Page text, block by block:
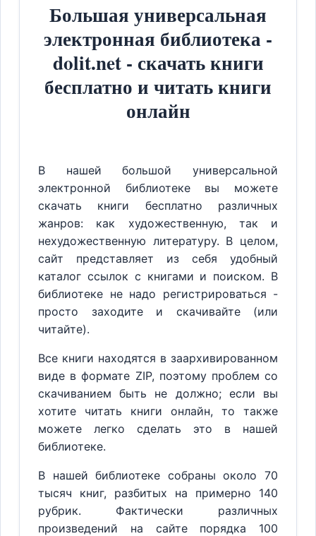
Большая универсальная
электронная библиотека -
dolit.net - скачать книги
бесплатно и читать книги
онлайн
В нашей большой универсальной
электронной библиотеке вы можете
скачать книги бесплатно различных
жанров: как художественную, так и
нехудожественную литературу. В целом,
сайт представляет из себя удобный
каталог ссылок с книгами и поиском. В
библиотеке не надо регистрироваться -
просто заходите и скачивайте (или
читайте).
Все книги находятся в заархивированном
виде в формате ZIP, поэтому проблем со
скачиванием быть не должно; если вы
хотите читать книги онлайн, то также
можете легко сделать это в нашей
библиотеке.
В нашей библиотеке собраны около 70
тысяч книг, разбитых на примерно 140
рубрик. Фактически различных
произведений на сайте порядка 100